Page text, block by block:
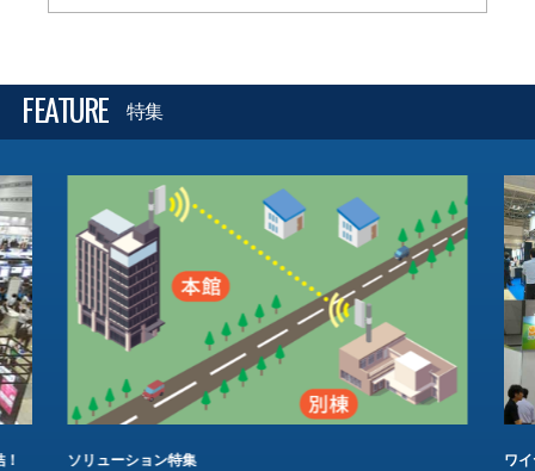
FEATURE 特集
ソリューション特集 ワ